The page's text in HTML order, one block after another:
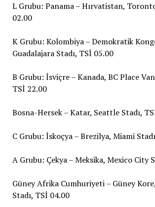
L Grubu: Panama – Hırvatistan,
02.00
K Grubu: Kolombiya – Demokratik
Guadalajara Stadı, TSİ 05.00
B Grubu: İsviçre – Kanada, BC Place
TSİ 22.00
Bosna-Hersek – Katar, Seattle Stadı,
C Grubu: İskoçya – Brezilya, Miami
A Grubu: Çekya – Meksika, Mexico City
Güney Afrika Cumhuriyeti – Güney
Stadı, TSİ 04.00